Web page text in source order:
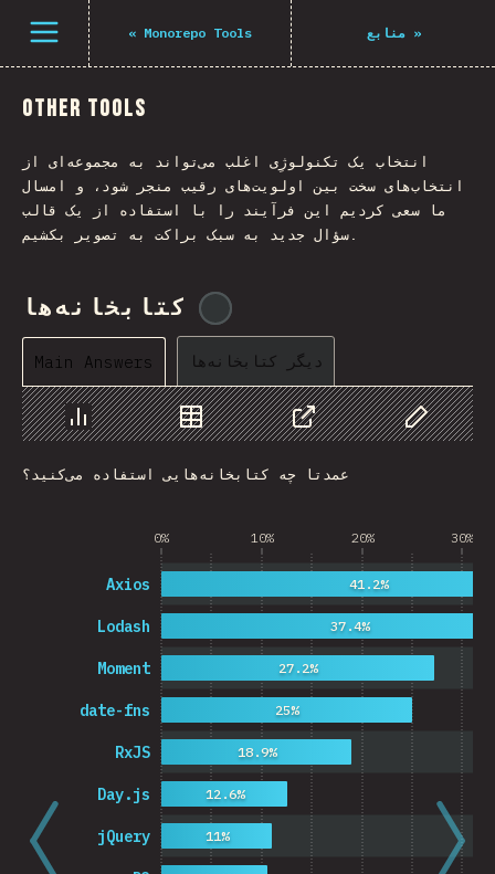
باز کردن منو « Monorepo Tools منابع»
Other Tools
انتخاب یک تکنولوژِی اغلب می‌تواند به مجموعه‌ای از
انتخاب‌های سخت بین اولویت‌های رقیب منجر شود، و امسال
ما سعی کردیم این فرآیند را با استفاده از یک قالب
سؤال جدید به سبک براکت به تصویر بکشیم.
کتابخانه‌ها
Main Answers دیگر کتابخانه‌ها
Chart Data Share
Customize
عمدتا چه کتابخانه‌هایی استفاده می‌کنید؟
0% 10% 20% 30%
jQuery
Day.js
RxJS
date-fns
Moment
Lodash
Axios
11%
12.6%
18.9%
25%
27.2%
37.4%
41.2%
Navigated to The State of JS 2021